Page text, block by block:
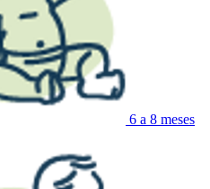
6 a 8 meses